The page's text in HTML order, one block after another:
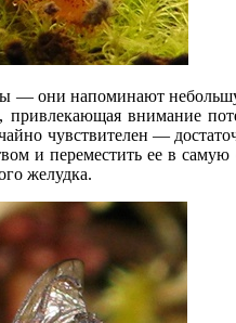
— они напоминают
внимание
чувствителен —
и переместить ее в
желудка.